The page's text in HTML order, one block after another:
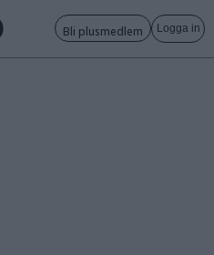
Bli plusmedlem Logga in